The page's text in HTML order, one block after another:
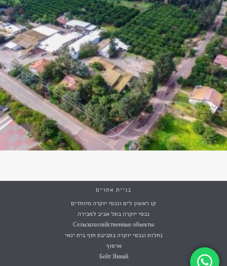
בניית אתרים
קו ראשון לים ונכסי יוקרה מיוחדים
נכסי יוקרה בתל אביב למכירה
Сельскохозяйственные объекты
נחלות ונכסי יוקרה בסביבת חוף בית ינאי
ארסוף
Бейт Яннай